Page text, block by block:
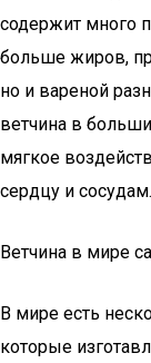
содержит много
больше жиров,
но и вареной
ветчина в
мягкое
сердцу и сосудам.
Ветчина в мире
В мире есть
которые